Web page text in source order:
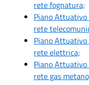
rete fognatura;
Piano
rete
Piano
rete elettrica;
Piano
rete gas